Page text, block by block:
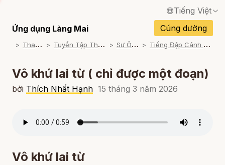
Tiếng Việt
English / Tiếng Anh
Français / Tiếng Pháp
Español / Tiếng Tây Ban Nha
Deutsch / Tiếng Đức
Português / Tiếng Bồ Đào Nha
Ứng dụng Làng Mai
Cúng dường
T
ham khảo T
uyển Tập Thơ Nhất Hạnh S
ư Ông Đọc T
iếng Đập Cánh Loài Chim Lớn
Vô khứ lai từ ( chỉ được một đoạn)
bởi Thích Nhất Hạnh 15 tháng 3 năm 2026
Vô khứ lai từ